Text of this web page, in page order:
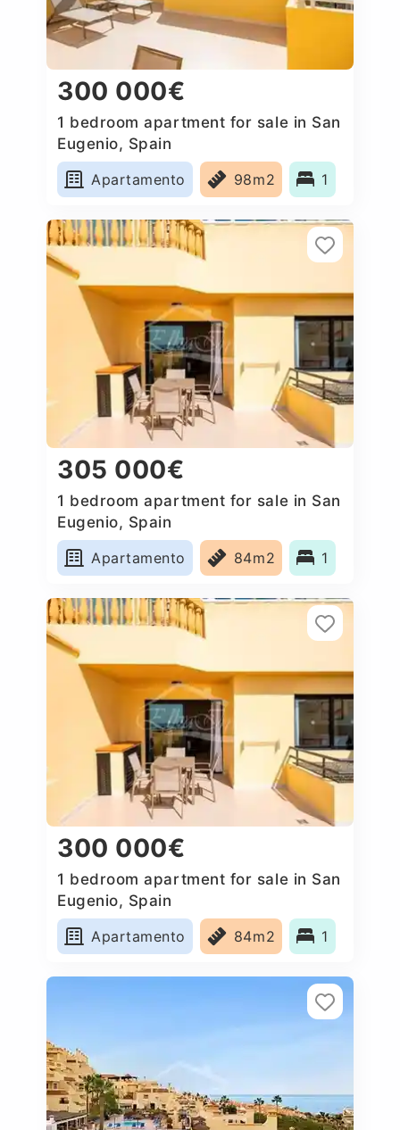
300 000€
1 bedroom apartment for sale in San
Eugenio, Spain
Apartamento
98m2 1
305 000€
1 bedroom apartment for sale in San
Eugenio, Spain
Apartamento
84m2 1
300 000€
1 bedroom apartment for sale in San
Eugenio, Spain
Apartamento
84m2 1